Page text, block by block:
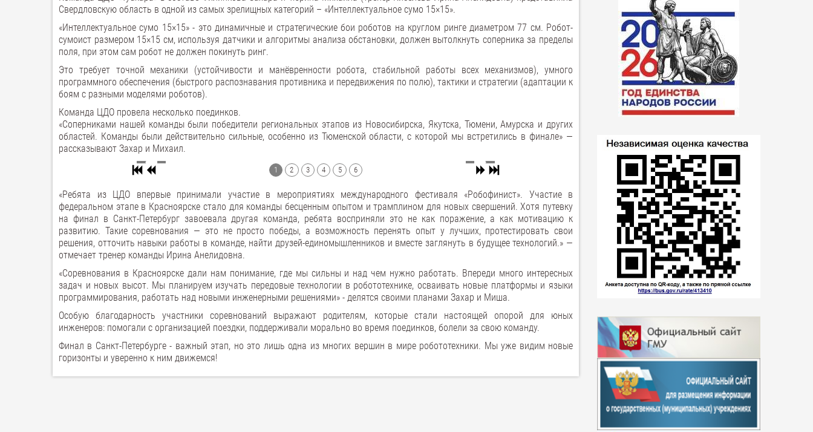
Свердловскую область в одной из самых зрелищных категорий – «Интеллектуальное сумо 15×15».
«Интеллектуальное сумо 15×15» - это динамичные и стратегические бои роботов на круглом ринге диаметром 77 см. Робот-
сумоист размером 15×15 см, используя датчики и алгоритмы анализа обстановки, должен вытолкнуть соперника за пределы
поля, при этом сам робот не должен покинуть ринг.
Это требует точной механики (устойчивости и манёвренности робота, стабильной работы всех механизмов), умного
программного обеспечения (быстрого распознавания противника и передвижения по полю), тактики и стратегии (адаптации к
боям с разными моделями роботов).
Команда ЦДО провела несколько поединков.
«Соперниками нашей команды были победители региональных этапов из Новосибирска, Якутска, Тюмени, Амурска и других
областей. Команды были действительно сильные, особенно из Тюменской области, с которой мы встретились в финале» —
рассказывают Захар и Михаил.
1 2 3 4 5 6
«Ребята из ЦДО впервые принимали участие в мероприятиях международного фестиваля «Робофинист». Участие в
федеральном этапе в Красноярске стало для команды бесценным опытом и трамплином для новых свершений. Хотя путевку
на финал в Санкт-Петербург завоевала другая команда, ребята восприняли это не как поражение, а как мотивацию к
развитию. Такие соревнования — это не просто победы, а возможность перенять опыт у лучших, протестировать свои
решения, отточить навыки работы в команде, найти друзей-единомышленников и вместе заглянуть в будущее технологий.» —
отмечает тренер команды Ирина Анелидовна.
«Соревнования в Красноярске дали нам понимание, где мы сильны и над чем нужно работать. Впереди много интересных
задач и новых высот. Мы планируем изучать передовые технологии в робототехнике, осваивать новые платформы и языки
программирования, работать над новыми инженерными решениями» - делятся своими планами Захар и Миша.
Особую благодарность участники соревнований выражают родителям, которые стали настоящей опорой для юных
инженеров: помогали с организацией поездки, поддерживали морально во время поединков, болели за свою команду.
Финал в Санкт-Петербурге - важный этап, но это лишь одна из многих вершин в мире робототехники. Мы уже видим новые
горизонты и уверенно к ним движемся!